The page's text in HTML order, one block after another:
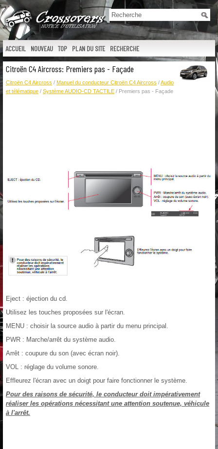
ACCUEIL NOUVEAU TOP PLAN DU SITE RECHERCHE
Citroën C4 Aircross: Premiers pas - Façade
Citroën C4 Aircross / Manuel du conducteur Citroën C4 Aircross /Audio
et télématique / Système AUDIO-CD TACTILE / Premiers pas - Façade
Eject : éjection du cd.
Utilisez les touches proposées sur l'écran.
MENU : choisir la source audio à partir du menu principal.
PWR : Marche/arrêt du système audio.
Arrêt : coupure du son (avec écran noir).
VOL : réglage du volume sonore.
Effleurez l'écran avec un doigt pour faire fonctionner le système.
Pour des raisons de sécurité, le conducteur doit impérativement
réaliser les opérations nécessitant une attention soutenue, véhicule
à l'arrêt.